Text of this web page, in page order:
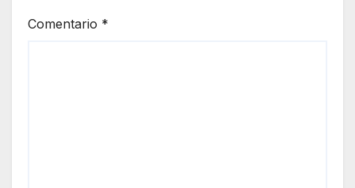
Comentario *